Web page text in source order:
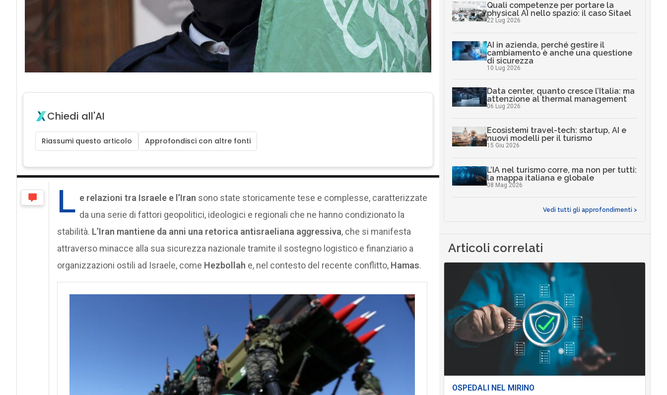
Chiedi all'AI
Riassumi questo articolo Approfondisci con altre fonti
L e relazioni tra Israele e l’Iran sono state storicamente tese e complesse, caratterizzate
da una serie di fattori geopolitici, ideologici e regionali che ne hanno condizionato la
stabilità. L’Iran mantiene da anni una retorica antisraeliana aggressiva, che si manifesta
attraverso minacce alla sua sicurezza nazionale tramite il sostegno logistico e finanziario a
organizzazioni ostili ad Israele, come Hezbollah e, nel contesto del recente conflitto, Hamas.
Quali competenze per portare la
physical AI nello spazio: il caso Sitael
22 Lug 2026
AI in azienda, perché gestire il
cambiamento è anche una questione
di sicurezza
10 Lug 2026
Data center, quanto cresce l’Italia: ma
attenzione al thermal management
06 Lug 2026
Ecosistemi travel-tech: startup, AI e
nuovi modelli per il turismo
15 Giu 2026
L’IA nel turismo corre, ma non per tutti:
la mappa italiana e globale
08 Mag 2026
Vedi tutti gli approfondimenti >
Articoli correlati
OSPEDALI NEL MIRINO